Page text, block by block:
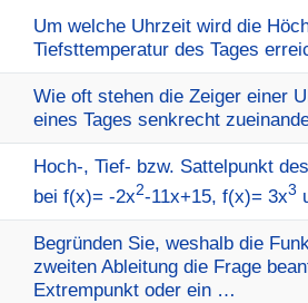
Um welche Uhrzeit wird die
Tiefsttemperatur des Tages
Wie oft stehen die Zeiger einer
eines Tages senkrecht
Hoch-, Tief- bzw. Sattelpunkt
bei f(x)= -2x2-11x+15, f(x)= 3x3
Begründen Sie, weshalb die
zweiten Ableitung die Frage
Extrempunkt oder ein …